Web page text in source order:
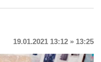
19.01.2021 13:12 » 13:25